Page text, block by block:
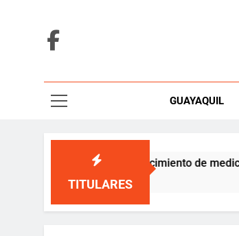
GUAYAQUIL
TITULARES
al desabastecimiento de medicinas